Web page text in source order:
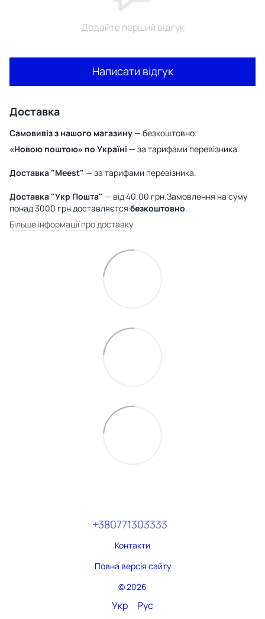
Додайте перший відгук
Написати відгук
Доставка
Самовивіз з нашого магазину— безкоштовно.
«Новою поштою» по Україні — за тарифами перевізника.
Доставка "Meest" — за тарифами перевізника.
Доставка "Укр Пошта" — від 40.00 грн.Замовлення на суму
понад 3000 грн доставляєтся безкоштовно.
Більше інформації про доставку
+380771303333
Контакти
Повна версія сайту
© 2026
Укр Рус